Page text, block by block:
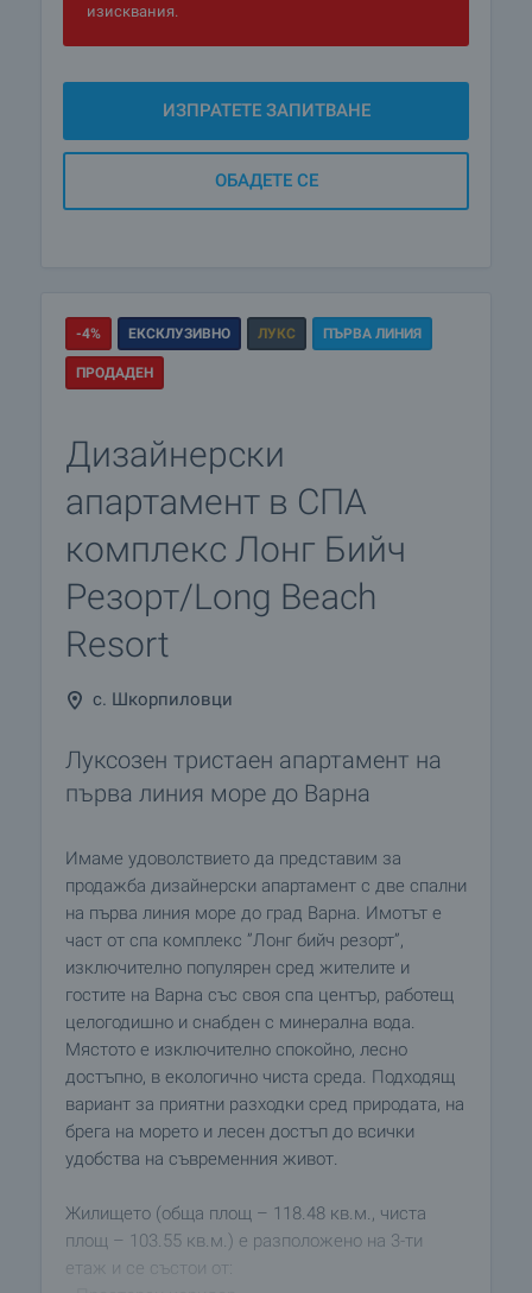
изисквания.
ИЗПРАТЕТЕ ЗАПИТВАНЕ
ОБАДЕТЕ СЕ
-4% ЕКСКЛУЗИВНО ЛУКС ПЪРВА ЛИНИЯ
ПРОДАДЕН
Дизайнерски
апартамент в СПА
комплекс Лонг Бийч
Резорт/Long Beach
Resort
с. Шкорпиловци
Луксозен тристаен апартамент на
първа линия море до Варна
Имаме удоволствието да представим за
продажба дизайнерски апартамент с две спални
на първа линия море до град Варна. Имотът е
част от спа комплекс ”Лонг бийч резорт”,
изключително популярен сред жителите и
гостите на Варна със своя спа център, работещ
целогодишно и снабден с минерална вода.
Мястото е изключително спокойно, лесно
достъпно, в екологично чиста среда. Подходящ
вариант за приятни разходки сред природата, на
брега на морето и лесен достъп до всички
удобства на съвременния живот.
Жилището (обща площ – 118.48 кв.м., чиста
площ – 103.55 кв.м.) е разположено на 3-ти
етаж и се състои от: